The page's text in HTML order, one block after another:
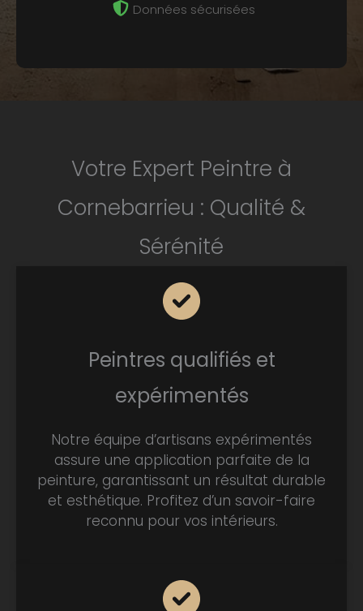
Données sécurisées
Votre Expert Peintre à
Cornebarrieu : Qualité &
Sérénité
Peintres qualifiés et
expérimentés
Notre équipe d’artisans expérimentés
assure une application parfaite de la
peinture, garantissant un résultat durable
et esthétique. Profitez d’un savoir-faire
reconnu pour vos intérieurs.